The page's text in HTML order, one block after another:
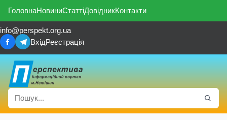
ГоловнаНовиниСтаттіДовідникКонтакти
info@perspekt.org.ua
ВхідРеєстрація